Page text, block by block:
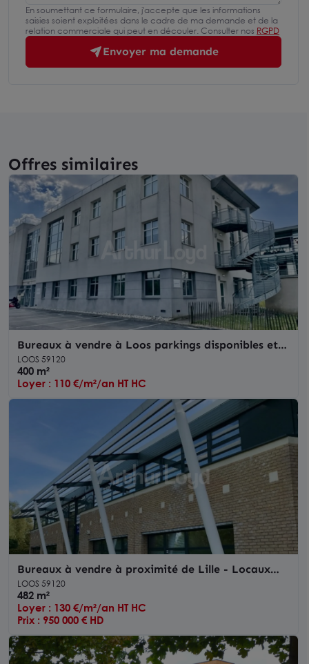
En soumettant ce formulaire, j'accepte que les informations
saisies soient exploitées dans le cadre de ma demande et de la
relation commerciale qui peut en découler. Consulter nos RGPD
Envoyer ma demande
Offres similaires
Bureaux à vendre à Loos parkings disponibles et
accès rapide à Lille
LOOS 59120
400 m²
Loyer : 110 €/m²/an HT HC
Bureaux à vendre à proximité de Lille - Locaux
ERP 5, accessibles et fonctionnels
LOOS 59120
482 m²
Loyer : 130 €/m²/an HT HC
Prix : 950 000 € HD